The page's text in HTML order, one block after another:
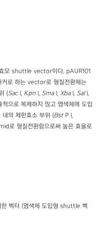
모 shuttle vector이다. pAUR101
로 하는 vector로 형질전환체는
(SacI, Kpn I, Sma I, XbaI, SalI,
으로 복제하지 않고 염색체에 도입
내의 제한효소 부위 (BstP I,
로 형질전환함으로써 높은 효율로
벡터 (염색체 도입형 shuttle 벡